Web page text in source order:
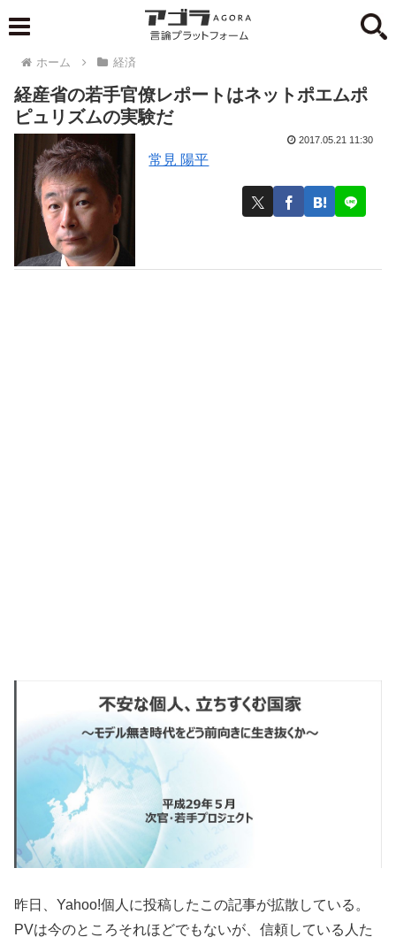
ホーム 経済
経産省の若手官僚レポートはネットポエムポ
ピュリズムの実験だ
常見 陽平
2017.05.21 11:30
昨日、Yahoo!個人に投稿したこの記事が拡散している。
PVは今のところそれほどでもないが、信頼している人た